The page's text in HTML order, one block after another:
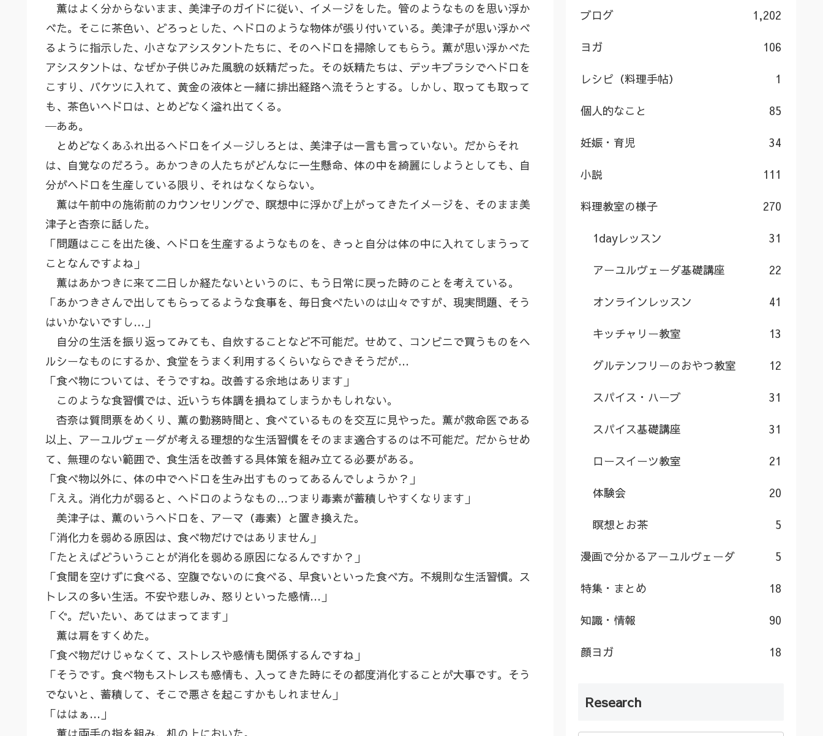
薫はよく分からないまま、美津子のガイドに従い、イメージをした。管のようなものを思い浮か
べた。そこに茶色い、どろっとした、ヘドロのような物体が張り付いている。美津子が思い浮かべ
るように指示した、小さなアシスタントたちに、そのヘドロを掃除してもらう。薫が思い浮かべた
アシスタントは、なぜか子供じみた風貌の妖精だった。その妖精たちは、デッキブラシでヘドロを
こすり、バケツに入れて、黄金の液体と一緒に排出経路へ流そうとする。しかし、取っても取って
も、茶色いヘドロは、とめどなく溢れ出てくる。
─ああ。
とめどなくあふれ出るヘドロをイメージしろとは、美津子は一言も言っていない。だからそれ
は、自覚なのだろう。あかつきの人たちがどんなに一生懸命、体の中を綺麗にしようとしても、自
分がヘドロを生産している限り、それはなくならない。
薫は午前中の施術前のカウンセリングで、瞑想中に浮かび上がってきたイメージを、そのまま美
津子と杏奈に話した。
「問題はここを出た後、ヘドロを生産するようなものを、きっと自分は体の中に入れてしまうって
ことなんですよね」
薫はあかつきに来て二日しか経たないというのに、もう日常に戻った時のことを考えている。
「あかつきさんで出してもらってるような食事を、毎日食べたいのは山々ですが、現実問題、そう
はいかないですし…」
自分の生活を振り返ってみても、自炊することなど不可能だ。せめて、コンビニで買うものをヘ
ルシーなものにするか、食堂をうまく利用するくらいならできそうだが…
「食べ物については、そうですね。改善する余地はあります」
このような食習慣では、近いうち体調を損ねてしまうかもしれない。
杏奈は質問票をめくり、薫の勤務時間と、食べているものを交互に見やった。薫が救命医である
以上、アーユルヴェーダが考える理想的な生活習慣をそのまま適合するのは不可能だ。だからせめ
て、無理のない範囲で、食生活を改善する具体策を組み立てる必要がある。
「食べ物以外に、体の中でヘドロを生み出すものってあるんでしょうか？」
「ええ。消化力が弱ると、ヘドロのようなもの…つまり毒素が蓄積しやすくなります」
美津子は、薫のいうヘドロを、アーマ（毒素）と置き換えた。
「消化力を弱める原因は、食べ物だけではありません」
「たとえばどういうことが消化を弱める原因になるんですか？」
「食間を空けずに食べる、空腹でないのに食べる、早食いといった食べ方。不規則な生活習慣。ス
トレスの多い生活。不安や悲しみ、怒りといった感情…」
「ぐ。だいたい、あてはまってます」
薫は肩をすくめた。
「食べ物だけじゃなくて、ストレスや感情も関係するんですね」
「そうです。食べ物もストレスも感情も、入ってきた時にその都度消化することが大事です。そう
でないと、蓄積して、そこで悪さを起こすかもしれません」
「ははぁ…」
ブログ 1,202
ヨガ 106
レシピ（料理手帖） 1
個人的なこと 85
妊娠・育児 34
小説 111
料理教室の様子 270
1dayレッスン 31
アーユルヴェーダ基礎講座 22
オンラインレッスン 41
キッチャリー教室 13
グルテンフリーのおやつ教室 12
スパイス・ハーブ 31
スパイス基礎講座 31
ロースイーツ教室 21
体験会 20
瞑想とお茶 5
漫画で分かるアーユルヴェーダ 5
特集・まとめ 18
知識・情報 90
顔ヨガ 18
Research